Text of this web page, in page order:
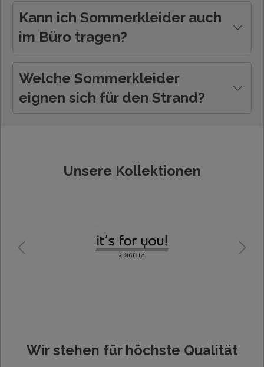
Kann ich Sommerkleider auch
im Büro tragen?
Welche Sommerkleider
eignen sich für den Strand?
Unsere Kollektionen
Wir stehen für höchste Qualität